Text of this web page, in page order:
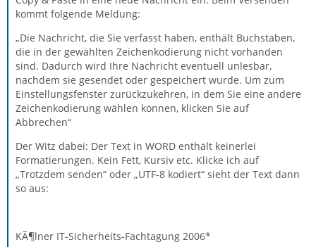
kommt folgende Meldung:
„Die Nachricht, die Sie verfasst haben, enthält Buchstaben,
die in der gewählten Zeichenkodierung nicht vorhanden
sind. Dadurch wird Ihre Nachricht eventuell unlesbar,
nachdem sie gesendet oder gespeichert wurde. Um zum
Einstellungsfenster zurückzukehren, in dem Sie eine andere
Zeichenkodierung wählen können, klicken Sie auf
Abbrechen“
Der Witz dabei: Der Text in WORD enthält keinerlei
Formatierungen. Kein Fett, Kursiv etc. Klicke ich auf
„Trotzdem senden“ oder „UTF-8 kodiert“ sieht der Text dann
so aus:
KÃ¶lner IT-Sicherheits-Fachtagung 2006*